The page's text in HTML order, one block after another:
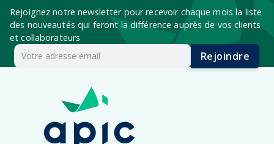
Rejoignez notre newsletter pour recevoir chaque mois la liste
des nouveautés qui feront la différence auprès de vos clients
et collaborateurs
Rejoindre